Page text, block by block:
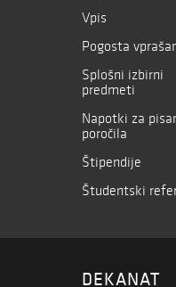
Vpis
Pogosta
Splošni izbirni
predmeti
Napotki za
poročila
Štipendije
Študentski
DEKANAT